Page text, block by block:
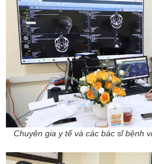
Chuyên gia y tế và các bác sĩ bệnh